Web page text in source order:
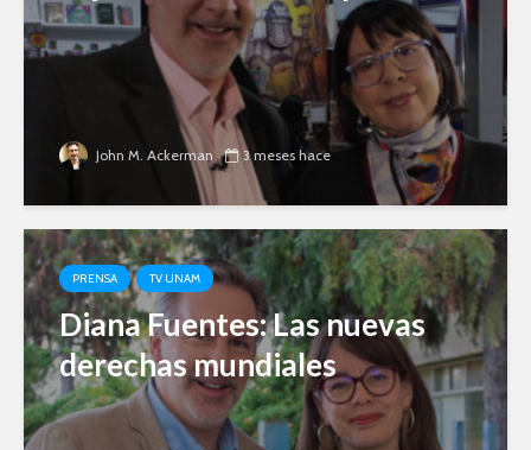
John M. Ackerman 3 meses hace
PRENSA TV UNAM
Diana Fuentes: Las nuevas
derechas mundiales